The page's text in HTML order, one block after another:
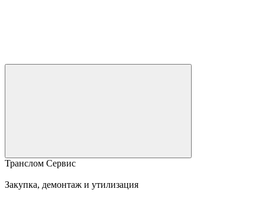
Транслом Сервис
Закупка, демонтаж и утилизация